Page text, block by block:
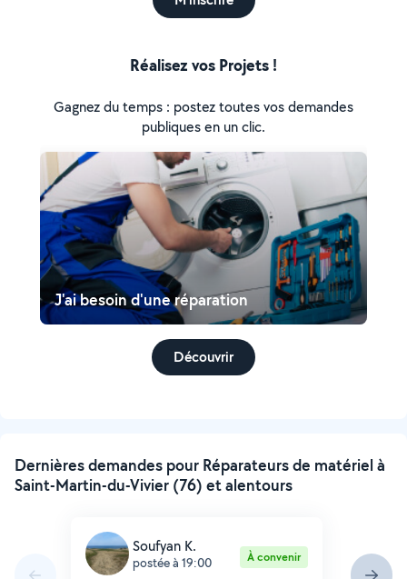
Réalisez vos Projets !
Gagnez du temps : postez toutes vos demandes
publiques en un clic.
J'ai besoin d'une réparation
Découvrir
Dernières demandes pour Réparateurs de matériel à
Saint-Martin-du-Vivier (76) et alentours
Soufyan K.
postée à 19:00 À convenir